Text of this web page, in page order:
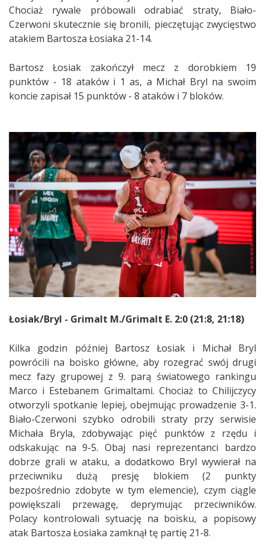
Chociaż rywale próbowali odrabiać straty, Biało-
Czerwoni skutecznie się bronili, pieczętując zwycięstwo
atakiem Bartosza Łosiaka 21-14.
Bartosz Łosiak zakończył mecz z dorobkiem 19
punktów - 18 ataków i 1 as, a Michał Bryl na swoim
koncie zapisał 15 punktów - 8 ataków i 7 bloków.
Łosiak/Bryl - Grimalt M./Grimalt E. 2:0 (21:8, 21:18)
Kilka godzin później Bartosz Łosiak i Michał Bryl
powrócili na boisko główne, aby rozegrać swój drugi
mecz fazy grupowej z 9. parą światowego rankingu
Marco i Estebanem Grimaltami. Chociaż to Chilijczycy
otworzyli spotkanie lepiej, obejmując prowadzenie 3-1.
Biało-Czerwoni szybko odrobili straty przy serwisie
Michała Bryla, zdobywając pięć punktów z rzędu i
odskakując na 9-5. Obaj nasi reprezentanci bardzo
dobrze grali w ataku, a dodatkowo Bryl wywierał na
przeciwniku dużą presję blokiem (2 punkty
bezpośrednio zdobyte w tym elemencie), czym ciągle
powiększali przewagę, deprymując przeciwników.
Polacy kontrolowali sytuację na boisku, a popisowy
atak Bartosza Łosiaka zamknął tę partię 21-8.